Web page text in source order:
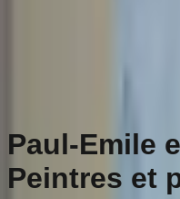
Paul-Emile
Peintres et